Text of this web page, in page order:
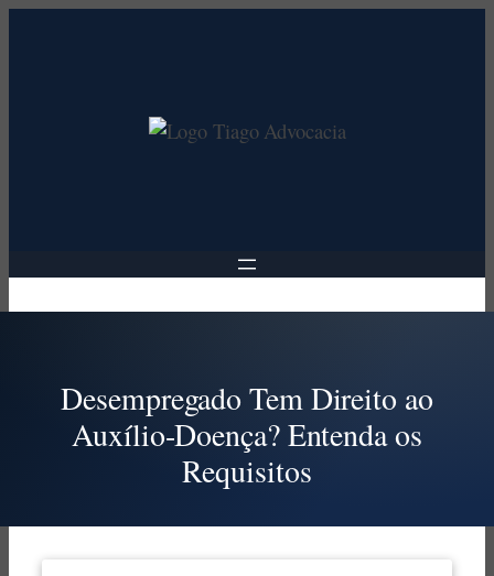
Desempregado Tem Direito ao
Auxílio-Doença? Entenda os
Requisitos